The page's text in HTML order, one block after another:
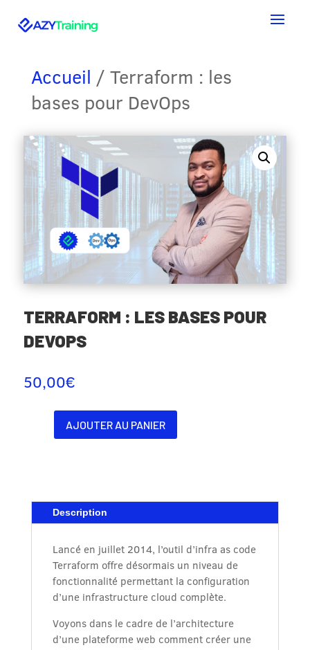
Accueil / Terraform : les
bases pour DevOps
TERRAFORM : LES BASES POUR
DEVOPS
50,00€
pour
AJOUTER AU PANIER
Description
Lancé en juillet 2014, l’outil d’infra as code
Terraform offre désormais un niveau de
fonctionnalité permettant la configuration
d’une infrastructure cloud complète.
Voyons dans le cadre de l’architecture
d’une plateforme web comment créer une